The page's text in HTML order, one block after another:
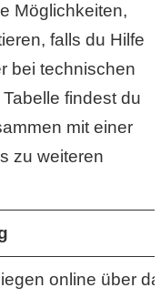
Möglichkeiten,
falls du Hilfe
bei technischen
findest du
mit einer
zu weiteren
online über